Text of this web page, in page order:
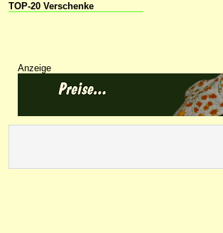
TOP-20 Verschenke
Anzeige